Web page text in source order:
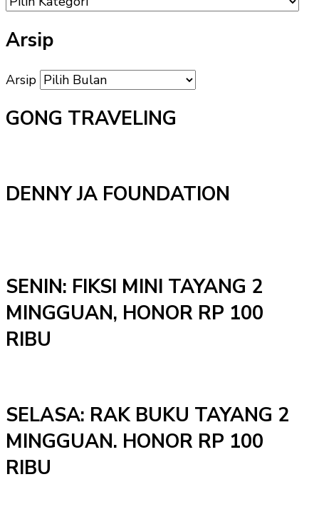
Arsip
Arsip
GONG TRAVELING
DENNY JA FOUNDATION
SENIN: FIKSI MINI TAYANG 2
MINGGUAN, HONOR RP 100
RIBU
SELASA: RAK BUKU TAYANG 2
MINGGUAN. HONOR RP 100
RIBU